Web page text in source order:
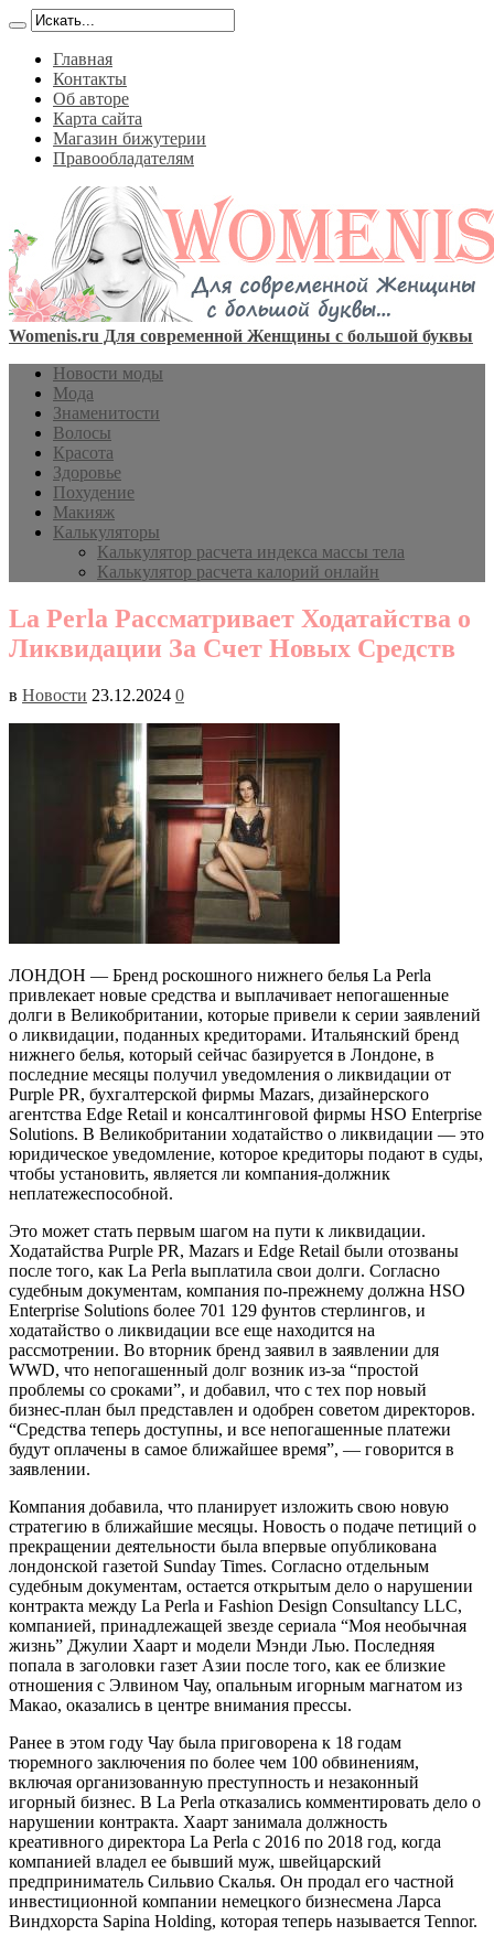
Главная
Контакты
Об авторе
Карта сайта
Магазин бижутерии
Правообладателям
Womenis.ru Для современной Женщины с большой буквы
Новости моды
Мода
Знаменитости
Волосы
Красота
Здоровье
Похудение
Макияж
Калькуляторы
Калькулятор расчета индекса массы тела
Калькулятор расчета калорий онлайн
La Perla Рассматривает Ходатайства о
Ликвидации За Счет Новых Средств
в Новости 23.12.2024 0
ЛОНДОН — Бренд роскошного нижнего белья La Perla
привлекает новые средства и выплачивает непогашенные
долги в Великобритании, которые привели к серии заявлений
о ликвидации, поданных кредиторами. Итальянский бренд
нижнего белья, который сейчас базируется в Лондоне, в
последние месяцы получил уведомления о ликвидации от
Purple PR, бухгалтерской фирмы Mazars, дизайнерского
агентства Edge Retail и консалтинговой фирмы HSO Enterprise
Solutions. В Великобритании ходатайство о ликвидации — это
юридическое уведомление, которое кредиторы подают в суды,
чтобы установить, является ли компания-должник
неплатежеспособной.
Это может стать первым шагом на пути к ликвидации.
Ходатайства Purple PR, Mazars и Edge Retail были отозваны
после того, как La Perla выплатила свои долги. Согласно
судебным документам, компания по-прежнему должна HSO
Enterprise Solutions более 701 129 фунтов стерлингов, и
ходатайство о ликвидации все еще находится на
рассмотрении. Во вторник бренд заявил в заявлении для
WWD, что непогашенный долг возник из-за “простой
проблемы со сроками”, и добавил, что с тех пор новый
бизнес-план был представлен и одобрен советом директоров.
“Средства теперь доступны, и все непогашенные платежи
будут оплачены в самое ближайшее время”, — говорится в
заявлении.
Компания добавила, что планирует изложить свою новую
стратегию в ближайшие месяцы. Новость о подаче петиций о
прекращении деятельности была впервые опубликована
лондонской газетой Sunday Times. Согласно отдельным
судебным документам, остается открытым дело о нарушении
контракта между La Perla и Fashion Design Consultancy LLC,
компанией, принадлежащей звезде сериала “Моя необычная
жизнь” Джулии Хаарт и модели Мэнди Лью. Последняя
попала в заголовки газет Азии после того, как ее близкие
отношения с Элвином Чау, опальным игорным магнатом из
Макао, оказались в центре внимания прессы.
Ранее в этом году Чау была приговорена к 18 годам
тюремного заключения по более чем 100 обвинениям,
включая организованную преступность и незаконный
игорный бизнес. В La Perla отказались комментировать дело о
нарушении контракта. Хаарт занимала должность
креативного директора La Perla с 2016 по 2018 год, когда
компанией владел ее бывший муж, швейцарский
предприниматель Сильвио Скалья. Он продал его частной
инвестиционной компании немецкого бизнесмена Ларса
Виндхорста Sapina Holding, которая теперь называется Tennor.